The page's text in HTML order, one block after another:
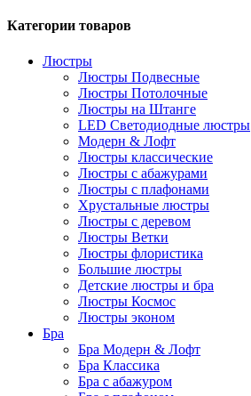
Категории товаров
Люстры
Люстры Подвесные
Люстры Потолочные
Люстры на Штанге
LED Светодиодные люстры
Модерн & Лофт
Люстры классические
Люстры с абажурами
Люстры с плафонами
Хрустальные люстры
Люстры с деревом
Люстры Ветки
Люстры флористика
Большие люстры
Детские люстры и бра
Люстры Космос
Люстры эконом
Бра
Бра Модерн & Лофт
Бра Классика
Бра с абажуром